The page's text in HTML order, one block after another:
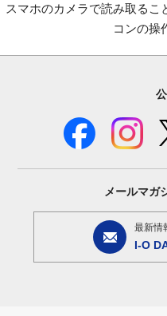
スマホのカメラで読み取るこ
コンの操
メールマガ
最新情
I-O